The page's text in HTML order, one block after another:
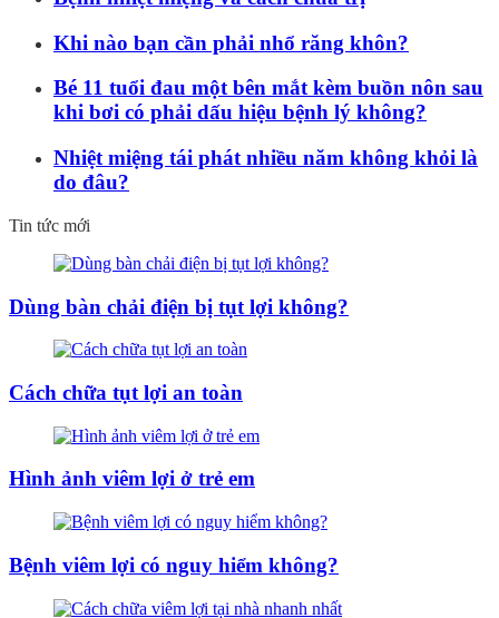
Khi nào bạn cần phải nhổ răng khôn?
Bé 11 tuổi đau một bên mắt kèm buồn nôn sau
khi bơi có phải dấu hiệu bệnh lý không?
Nhiệt miệng tái phát nhiều năm không khỏi là
do đâu?
Tin tức mới
Dùng bàn chải điện bị tụt lợi không?
Cách chữa tụt lợi an toàn
Hình ảnh viêm lợi ở trẻ em
Bệnh viêm lợi có nguy hiểm không?